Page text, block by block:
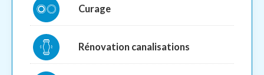
Curage
Rénovation canalisations